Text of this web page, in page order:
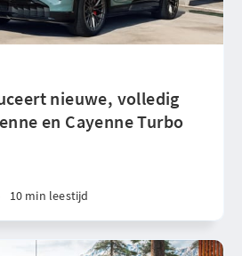
nieuwe, volledig
en Cayenne Turbo
10 min leestijd